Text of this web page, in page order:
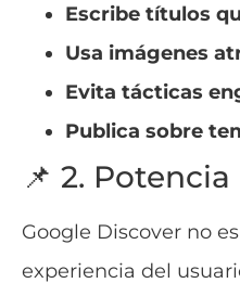
Escribe títulos
Usa imágenes
Evita tácticas
Publica sobre
📌 2.
Google Discover no
experiencia del